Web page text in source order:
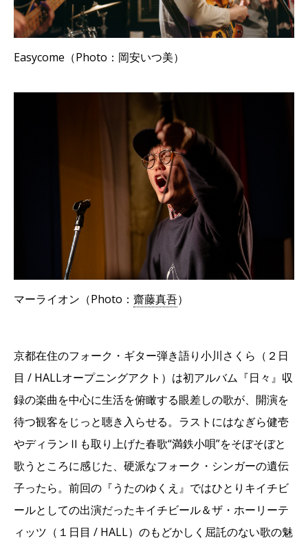
Easycome（Photo：岡安いつ美）
マーライオン（Photo： 齋藤真吾）
京都在住のフォーク・ギター弾き語り小川さくら（２日
目 / HALLオープニングアクト）は初アルバム『日々』収
録の楽曲を中心に生活を俯瞰する眼差しの歌が、開演を
待つ観客をじっと聴き入らせる。ラストにはなぎら健壱
やディランⅡも取り上げた春歌“満鉄小唄”をそぼそぼと
歌うところに感じた、硬派なフォーク・シンガーの遺伝
子ったら。前回の『うたのゆくえ』ではひとりキイチビ
ールとしての出演だったキイチビール＆ザ・ホーリーテ
ィッツ（１日目 / HALL）のもどかしく屈託のない歌の魅